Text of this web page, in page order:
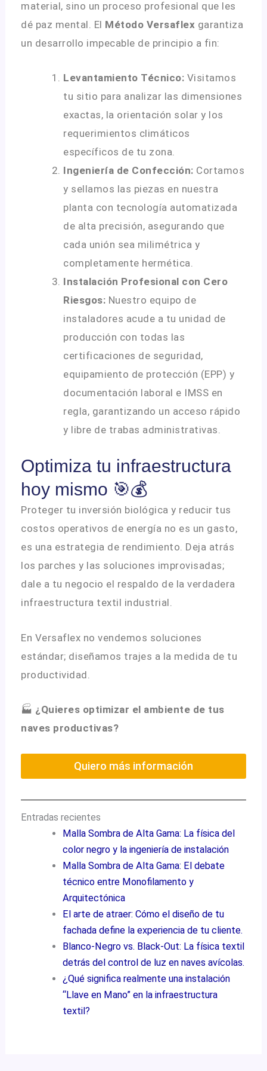
material, sino un proceso profesional que les
dé paz mental El Método Versaflex garantiza
un desarrollo impecable de principio a fin:
Levantamiento Técnico: Visitamos
tu sitio para analizar las dimensiones
exactas, la orientación solar y los
requerimientos climáticos
específicos de tu zona
Ingeniería de Confección: Cortamos
y sellamos las piezas en nuestra
planta con tecnología automatizada
de alta precisión, asegurando que
cada unión sea milimétrica y
completamente hermética
Instalación Profesional con Cero
Riesgos: Nuestro equipo de
instaladores acude a tu unidad de
producción con todas las
certificaciones de seguridad,
equipamiento de protección (EPP) y
documentación laboral e IMSS en
regla, garantizando un acceso rápido
y libre de trabas administrativas
Optimiza tu infraestructura
hoy mismo 🎯💰
Proteger tu inversión biológica y reducir tus
costos operativos de energía no es un gasto,
es una estrategia de rendimiento. Deja atrás
los parches y las soluciones improvisadas;
dale a tu negocio el respaldo de la verdadera
infraestructura textil industrial.
En Versaflex no vendemos soluciones
estándar; diseñamos trajes a la medida de tu
productividad
🏭 ¿Quieres optimizar el ambiente de tus
naves productivas?
Quiero más información
Entradas recientes
Malla Sombra de Alta Gama: La física del
color negro y la ingeniería de instalación
Malla Sombra de Alta Gama: El debate
técnico entre Monofilamento y
Arquitectónica
El arte de atraer: Cómo el diseño de tu
fachada define la experiencia de tu cliente.
Blanco-Negro vs. Black-Out: La física textil
detrás del control de luz en naves avícolas.
¿Qué significa realmente una instalación
“Llave en Mano” en la infraestructura
textil?